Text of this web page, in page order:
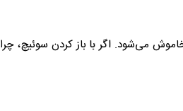
می‌شود. اگر با باز کردن سوئیچ،